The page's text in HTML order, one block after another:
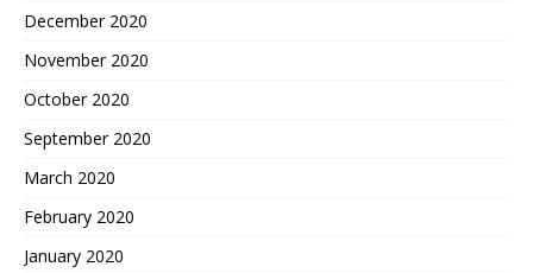
December 2020
November 2020
October 2020
September 2020
March 2020
February 2020
January 2020